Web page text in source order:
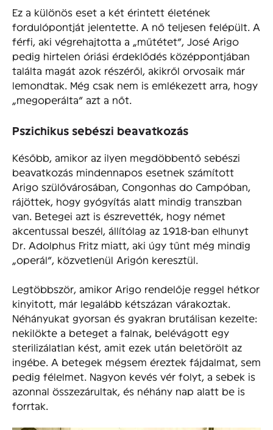
Ez a különös eset a két érintett életének
fordulópontját jelentette. A nő teljesen felépült. A
férfi, aki végrehajtotta a „műtétet”, José Arigo
pedig hirtelen óriási érdeklődés középpontjában
találta magát azok részéről, akikről orvosaik már
lemondtak. Még csak nem is emlékezett arra, hogy
„megoperálta” azt a nőt.
Pszichikus sebészi beavatkozás
Később, amikor az ilyen megdöbbentő sebészi
beavatkozás mindennapos esetnek számított
Arigo szülővárosában, Congonhas do Campóban,
rájöttek, hogy gyógyítás alatt mindig transzban
van. Betegei azt is észrevették, hogy német
akcentussal beszél, állítólag az 1918-ban elhunyt
Dr. Adolphus Fritz miatt, aki úgy tűnt még mindig
„operál”, közvetlenül Arigón keresztül.
Legtöbbször, amikor Arigo rendelője reggel hétkor
kinyitott, már legalább kétszázan várakoztak.
Néhányukat gyorsan és gyakran brutálisan kezelte:
nekilökte a beteget a falnak, belévágott egy
sterilizálatlan kést, amit ezek után beletörölt az
ingébe. A betegek mégsem éreztek fájdalmat, sem
pedig félelmet. Nagyon kevés vér folyt, a sebek is
azonnal összezárultak, és néhány nap alatt be is
forrtak.